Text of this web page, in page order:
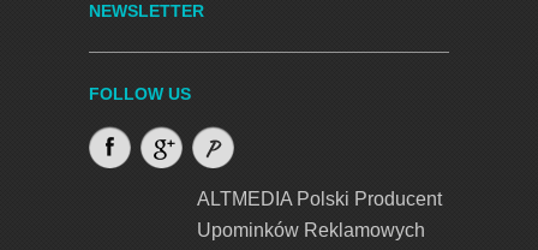
NEWSLETTER
FOLLOW US
ALTMEDIA Polski Producent
Upominków Reklamowych